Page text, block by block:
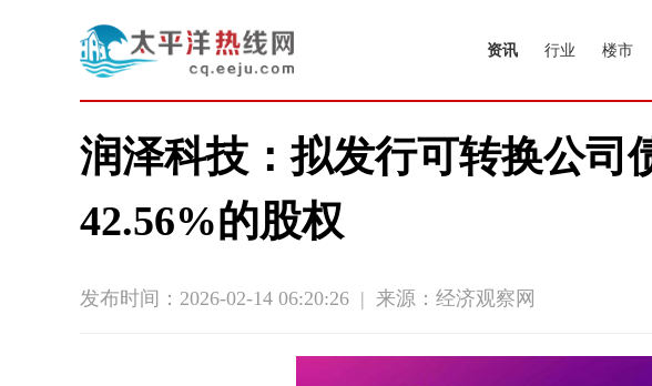
资讯 行业 楼市
润泽科技：拟发行可转换公司
42.56%的股权
发布时间：2026-02-14 06:20:26 | 来源：经济观察网